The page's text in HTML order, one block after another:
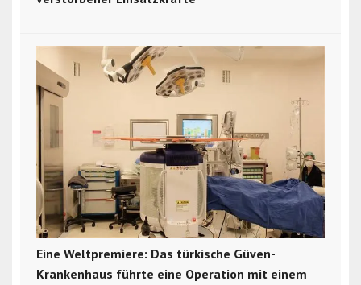
Eine Weltpremiere: Das türkische Güven-
Krankenhaus führte eine Operation mit einem